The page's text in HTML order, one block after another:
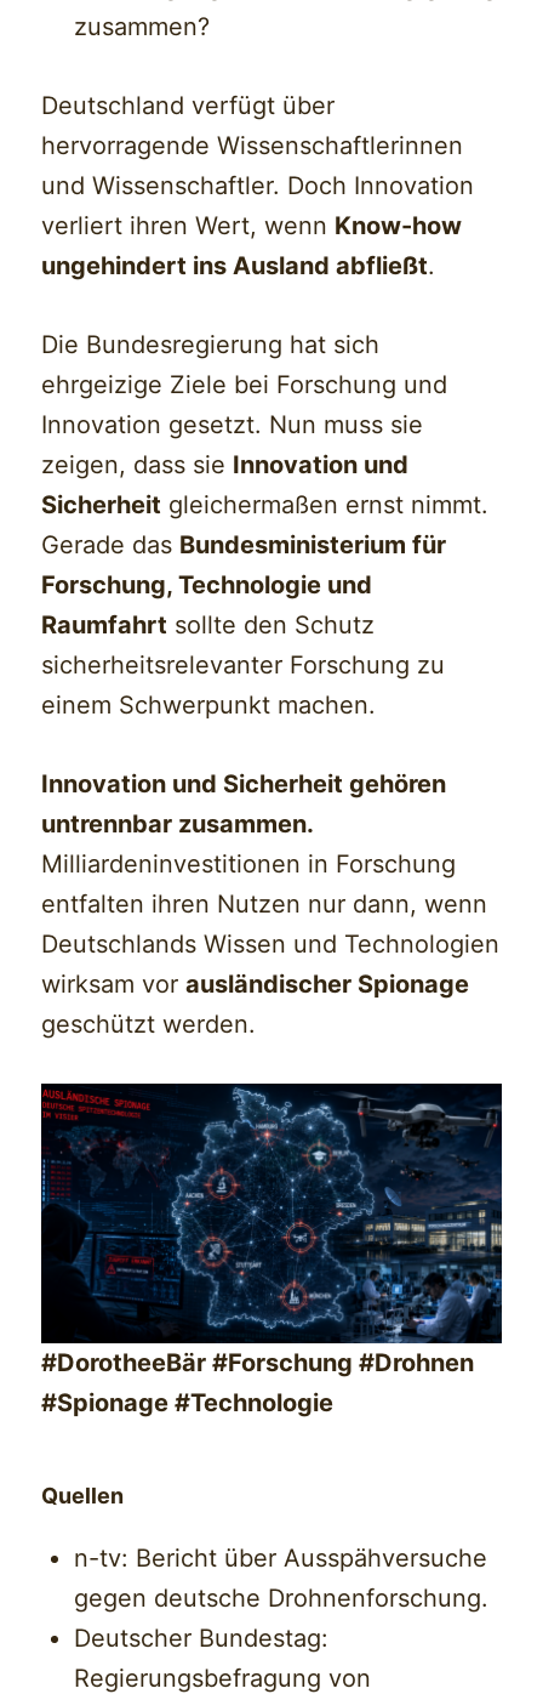
zusammen?
Deutschland verfügt über
hervorragende Wissenschaftlerinnen
und Wissenschaftler. Doch Innovation
verliert ihren Wert, wenn Know-how
ungehindert ins Ausland abfließt.
Die Bundesregierung hat sich
ehrgeizige Ziele bei Forschung und
Innovation gesetzt. Nun muss sie
zeigen, dass sie Innovation und
Sicherheit gleichermaßen ernst nimmt.
Gerade das Bundesministerium für
Forschung, Technologie und
Raumfahrt sollte den Schutz
sicherheitsrelevanter Forschung zu
einem Schwerpunkt machen.
Innovation und Sicherheit gehören
untrennbar zusammen.
Milliardeninvestitionen in Forschung
entfalten ihren Nutzen nur dann, wenn
Deutschlands Wissen und Technologien
wirksam vorausländischer Spionage
geschützt werden.
#DorotheeBär #Forschung #Drohnen
#Spionage #Technologie
Quellen
n-tv: Bericht über Ausspähversuche
gegen deutsche Drohnenforschung.
Deutscher Bundestag:
Regierungsbefragung von